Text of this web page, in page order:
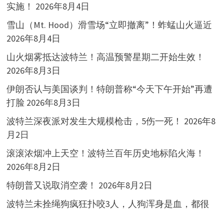
实施！ 2026年8月4日
雪山（Mt. Hood）滑雪场“立即撤离”！蚱蜢山火逼近
2026年8月4日
山火烟雾抵达波特兰！高温预警星期二开始生效！
2026年8月3日
伊朗否认与美国谈判！特朗普称“今天下午开始”再遭
打脸 2026年8月3日
波特兰深夜派对发生大规模枪击，5伤一死！ 2026年8
月2日
滚滚浓烟冲上天空！波特兰百年历史地标陷火海！
2026年8月2日
特朗普又说取消空袭！ 2026年8月2日
波特兰未拴绳狗疯狂扑咬3人，人狗浑身是血，都很